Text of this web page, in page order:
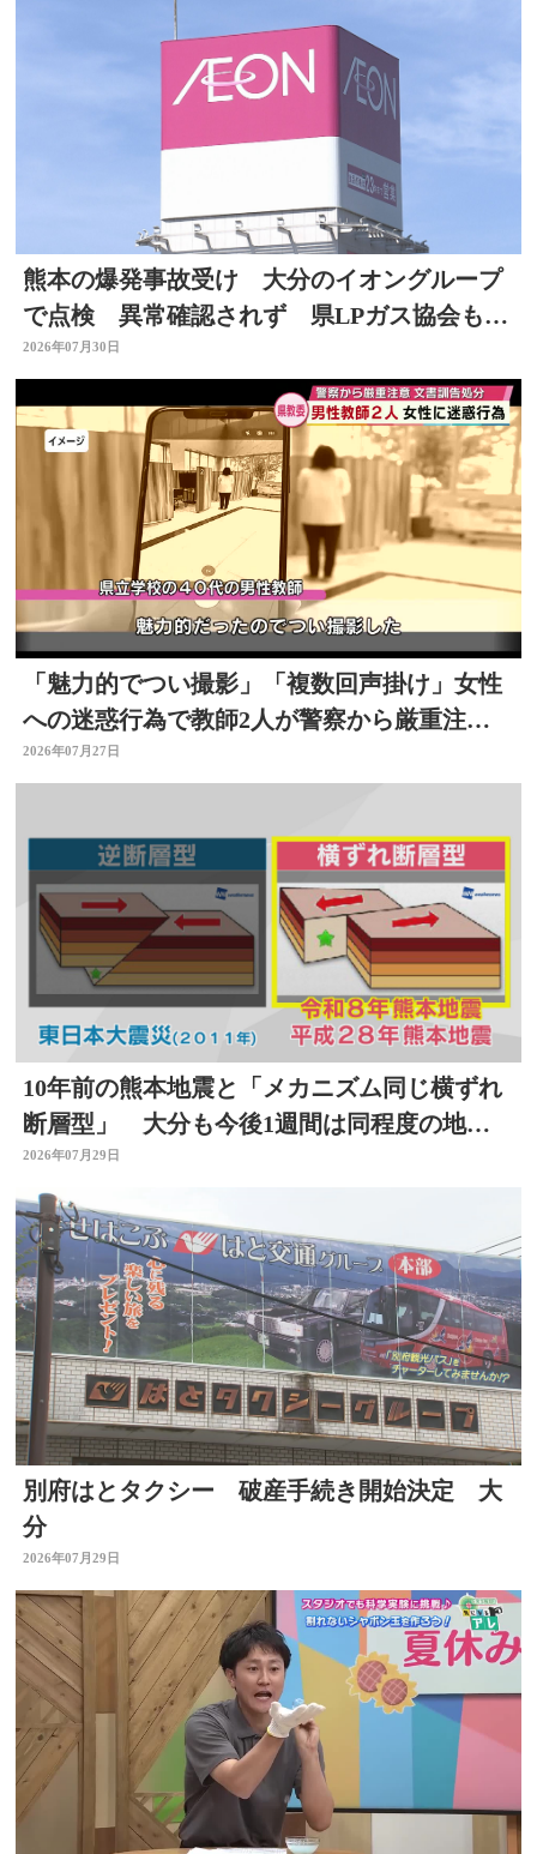
熊本の爆発事故受け 大分のイオングループ
で点検 異常確認されず 県LPガス協会も安
全点検を通知
2026年07月30日
「魅力的でつい撮影」「複数回声掛け」女性
への迷惑行為で教師2人が警察から厳重注
意 文書訓告に 大分
2026年07月27日
10年前の熊本地震と「メカニズム同じ横ずれ
断層型」 大分も今後1週間は同程度の地震
に注意
2026年07月29日
別府はとタクシー 破産手続き開始決定 大
分
2026年07月29日